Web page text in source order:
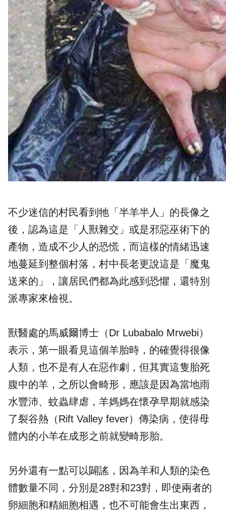
不少迷信的村民看到牠「半羊半人」的長像之
後，認為這是「人獸雜交」或是邪惡巫術下的
產物，造成不少人的恐慌，而這樣的情緒迅速
地蔓延到整個村落，村中長老更說這是「魔鬼
送來的」，讓居民們都為此感到恐懼，還特別
派專家來檢視。
獸醫處的馬威爾博士（Dr Lubabalo Mrwebi）
表示，第一眼看見這個羊胎時，的確覺得很像
人類，也不是有人在惡作劇，但其實這隻胎死
腹中的羊，之所以會畸形，應該是因為當地雨
水豐沛、蚊蟲肆虐，羊媽媽在懷孕早期就感染
了裂谷熱（Rift Valley fever）傳染病，使得母
體內的小羊在成形之前就變畸形胎。
另外還有一點可以闢謠，因為羊和人類的染色
體數量不同，分別是28對和23對，即使兩者的
卵細胞和精細胞相遇，也不可能會生出東西，